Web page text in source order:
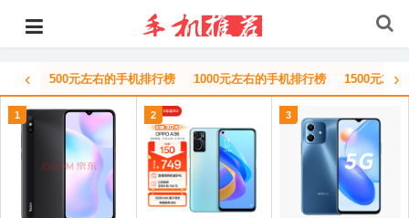
‹ 500元左右的手机排行榜 1000元左右的手机排行榜 1500元左›
1 2 3